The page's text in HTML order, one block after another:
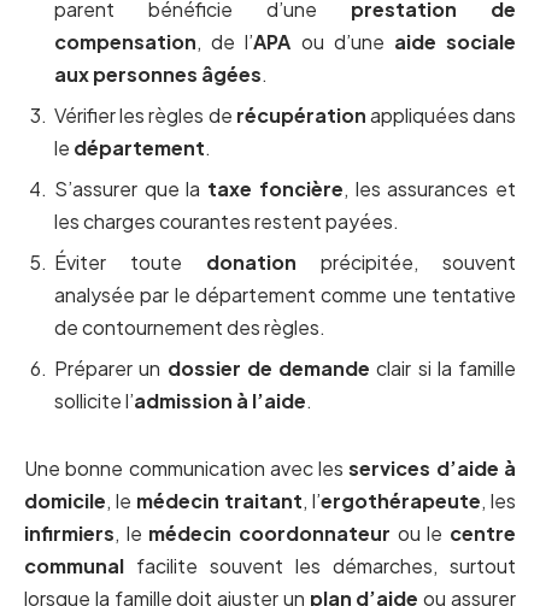
parent bénéficie d’une prestation de
compensation, de l’APA ou d’une aide sociale
aux personnes âgées.
Vérifier les règles de récupérationappliquées dans
le département.
S’assurer que la taxe foncière, les assurances et
les charges courantes restent payées.
Éviter toute donation précipitée, souvent
analysée par le département comme une tentative
de contournement des règles.
Préparer un dossier de demande clair si la famille
sollicite l’admission à l’aide.
Une bonne communication avec lesservices d’aide à
domicile, le médecin traitant, l’ergothérapeute, les
infirmiers, le médecin coordonnateur ou le centre
communal facilite souvent les démarches, surtout
lorsque la famille doit ajuster un plan d’aide ou assurer